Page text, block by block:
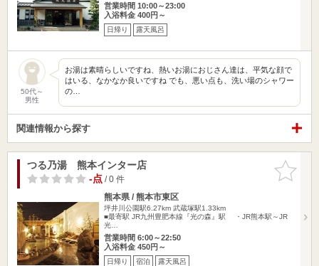
営業時間 10:00～23:00
入浴料金 400円～
日帰り 露天風呂
50代～
男性
お湯は素晴らしいですね、熱いお湯におじさん達は、平気な顔で
はいる、なかなか良いですね でも、悪い点も、洗い場のシャワー
の…
関連情報から探す
お気に入
りに追加
つる乃湯 熊本インター店
-点/ 0 件
熊本県 / 熊本市東区
坪井川公園駅6.27km 武蔵塚駅1.33km
■最寄駅 JR九州豊肥本線『光の森』駅 ・JR熊本駅～JR
光…
営業時間 6:00～22:50
入浴料金 450円～
日帰り 宿泊 露天風呂